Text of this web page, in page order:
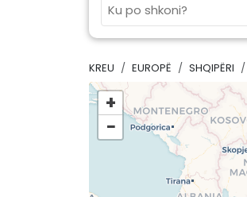
KREU EUROPË SHQIPËRI
+
−